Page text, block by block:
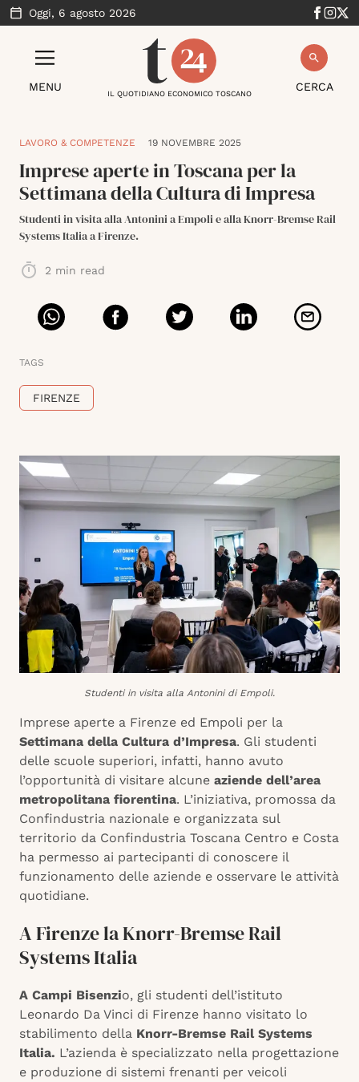
Oggi, 6 agosto 2026
MENU CERCA
IL QUOTIDIANO ECONOMICO TOSCANO
LAVORO & COMPETENZE 19 NOVEMBRE 2025
Imprese aperte in Toscana per la
Settimana della Cultura di Impresa
Studenti in visita alla Antonini a Empoli e alla Knorr-Bremse Rail
Systems Italia a Firenze.
2 min read
TAGS
FIRENZE
Studenti in visita alla Antonini di Empoli.
Imprese aperte a Firenze ed Empoli per la
Settimana della Cultura d’Impresa. Gli studenti
delle scuole superiori, infatti, hanno avuto
l’opportunità di visitare alcune aziende dell’area
metropolitana fiorentina. L’iniziativa, promossa da
Confindustria nazionale e organizzata sul
territorio da Confindustria Toscana Centro e Costa
ha permesso ai partecipanti di conoscere il
funzionamento delle aziende e osservare le attività
quotidiane.
A Firenze la Knorr-Bremse Rail
Systems Italia
A Campi Bisenzio, gli studenti dell’istituto
Leonardo Da Vinci di Firenze hanno visitato lo
stabilimento della Knorr-Bremse Rail Systems
Italia. L’azienda è specializzato nella progettazione
e produzione di sistemi frenanti per veicoli